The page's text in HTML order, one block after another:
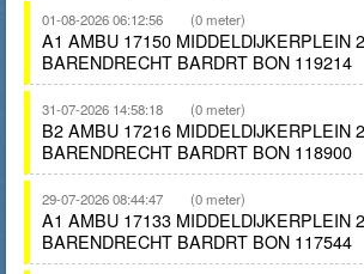
01-08-2026 06:12:56 (0 meter)
A1 AMBU 17150 MIDDELDIJKERPLEIN
BARENDRECHT BARDRT BON 119214
31-07-2026 14:58:18 (0 meter)
B2 AMBU 17216 MIDDELDIJKERPLEIN
BARENDRECHT BARDRT BON 118900
29-07-2026 08:44:47 (0 meter)
A1 AMBU 17133 MIDDELDIJKERPLEIN
BARENDRECHT BARDRT BON 117544